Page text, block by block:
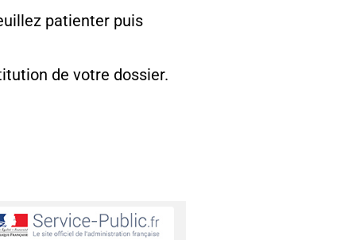
patienter puis
de votre dossier.